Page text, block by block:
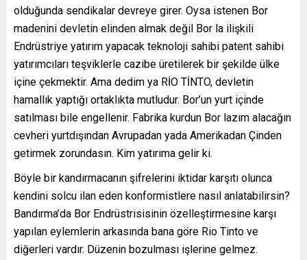
olduğunda sendikalar devreye girer. Oysa istenen Bor
madenini devletin elinden almak değil Bor la ilişkili
Endrüstriye yatırım yapacak teknoloji sahibi patent sahibi
yatırımcıları teşviklerle cazibe üretilerek bir şekilde ülke
içine çekmektir. Ama dedim ya RİO TİNTO, devletin
hamallık yaptığı ortaklıkta mutludur. Bor’un yurt içinde
satılması bile engellenir. Fabrika kurdun Bor lazım alacağın
cevheri yurtdışından Avrupadan yada Amerikadan Çinden
getirmek zorundasın. Kim yatırıma gelir ki.
Böyle bir kandırmacanın şifrelerini iktidar karşıtı olunca
kendini solcu ilan eden konformistlere nasıl anlatabilirsin?
Bandırma’da Bor Endrüstrisisinin özelleştirmesine karşı
yapılan eylemlerin arkasında bana göre Rio Tinto ve
diğerleri vardır. Düzenin bozulması işlerine gelmez.